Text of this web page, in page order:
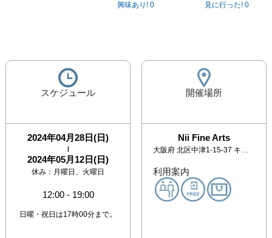
興味あり! 0 見に行った! 0
スケジュール
2024年04月28日(日)
|
2024年05月12日(日)
休み： 月曜日、火曜日
12:00- 19:00
日曜・祝日は17時00分まで。
開催場所
Nii Fine Arts
大阪府 北区中津1-15-37 キタの北ナガヤ101号
利用案内